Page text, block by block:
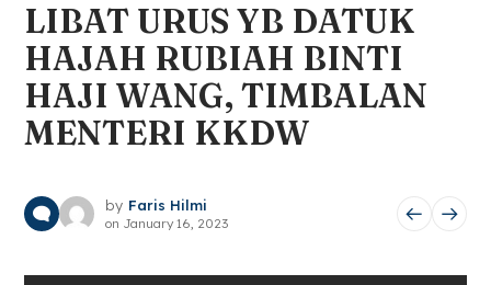
LIBAT URUS YB DATUK
HAJAH RUBIAH BINTI
HAJI WANG, TIMBALAN
MENTERI KKDW
by Faris Hilmi
on January 16, 2023